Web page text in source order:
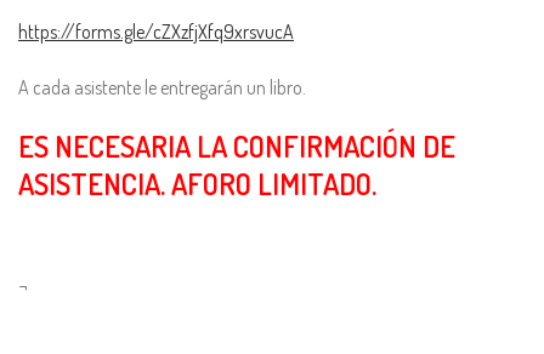
https://forms.gle/cZXzfjXfq9xrsvucA
A cada asistente le entregarán un libro.
ES NECESARIA LA CONFIRMACIÓN DE
ASISTENCIA. AFORO LIMITADO.
¬